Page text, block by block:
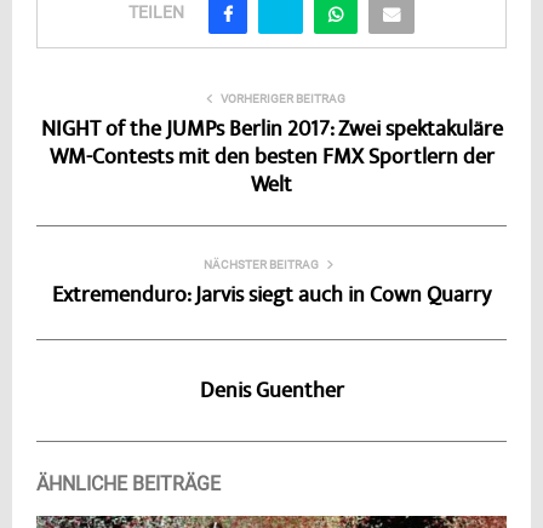
TEILEN
VORHERIGER BEITRAG
NIGHT of the JUMPs Berlin 2017: Zwei spektakuläre
WM-Contests mit den besten FMX Sportlern der
Welt
NÄCHSTER BEITRAG
Extremenduro: Jarvis siegt auch in Cown Quarry
Denis Guenther
ÄHNLICHE BEITRÄGE